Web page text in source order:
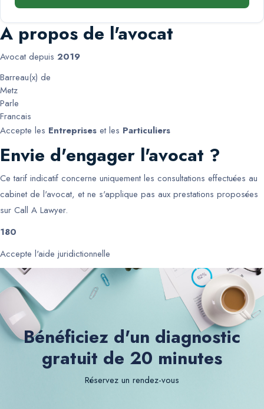
A propos de l'avocat
Avocat depuis 2019
Barreau(x) de
Metz
Parle
Francais
Accepte les Entreprises et les Particuliers
Envie d'engager l'avocat ?
Ce tarif indicatif concerne uniquement les consultations effectuées au
cabinet de l'avocat, et ne s'applique pas aux prestations proposées
sur Call A Lawyer.
180
Accepte l'aide juridictionnelle
Bénéficiez d'un diagnostic
gratuit de 20 minutes
Réservez un rendez-vous